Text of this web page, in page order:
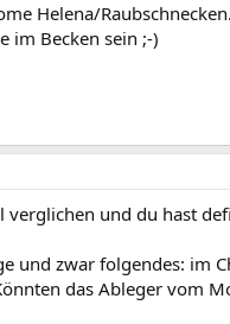
Helena/
im Becken sein ;-)
verglichen und du hast
und zwar folgendes: im
das Ableger vom